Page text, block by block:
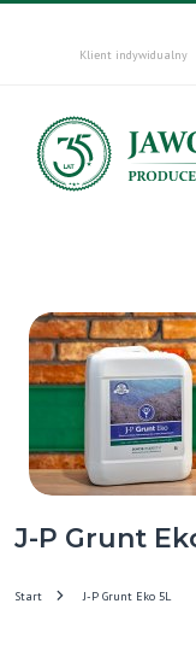
Klient indywidualny
J-P Grunt
Start J-P Grunt Eko 5L